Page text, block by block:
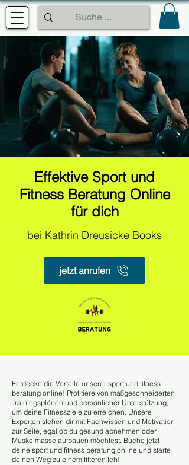
Effektive Sport und
Fitness Beratung Online
für dich
bei Kathrin Dreusicke Books
jetzt anrufen
Entdecke die Vorteile unserer sport und fitness
beratung online! Profitiere von maßgeschneiderten
Trainingsplänen und persönlicher Unterstützung,
um deine Fitnessziele zu erreichen. Unsere
Experten stehen dir mit Fachwissen und Motivation
zur Seite, egal ob du gesund abnehmen oder
Muskelmasse aufbauen möchtest. Buche jetzt
deine sport und fitness beratung online und starte
deinen Weg zu einem fitteren Ich!